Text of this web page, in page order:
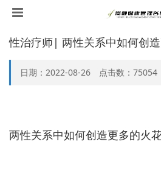
性治疗师| 两性关系中如何创
日期：2022-08-26 点击数： 75054
两性关系中如何创造更多的火